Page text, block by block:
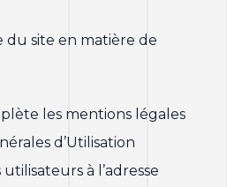
du site en matière de
les mentions légales
d’Utilisation
à l’adresse